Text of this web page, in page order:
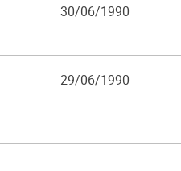
30/06/1990
29/06/1990